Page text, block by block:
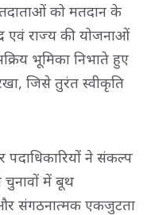
को मतदान के
एवं राज्य की योजनाओं
भूमिका निभाते हुए
जिसे तुरंत स्वीकृति
ने संकल्प
चुनावों में बूथ
संगठनात्मक एकजुटता